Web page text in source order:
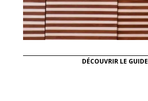
DÉCOUVRIR LE GUIDE